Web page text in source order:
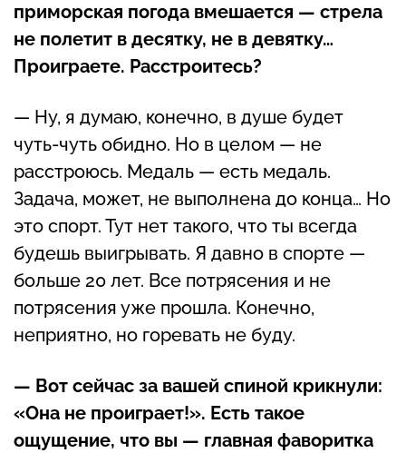
приморская погода вмешается — стрела
не полетит в десятку, не в девятку…
Проиграете. Расстроитесь?
— Ну, я думаю, конечно, в душе будет
чуть-чуть обидно. Но в целом — не
расстроюсь. Медаль — есть медаль.
Задача, может, не выполнена до конца… Но
это спорт. Тут нет такого, что ты всегда
будешь выигрывать. Я давно в спорте —
больше 20 лет. Все потрясения и не
потрясения уже прошла. Конечно,
неприятно, но горевать не буду.
— Вот сейчас за вашей спиной крикнули:
«Она не проиграет!». Есть такое
ощущение, что вы — главная фаворитка